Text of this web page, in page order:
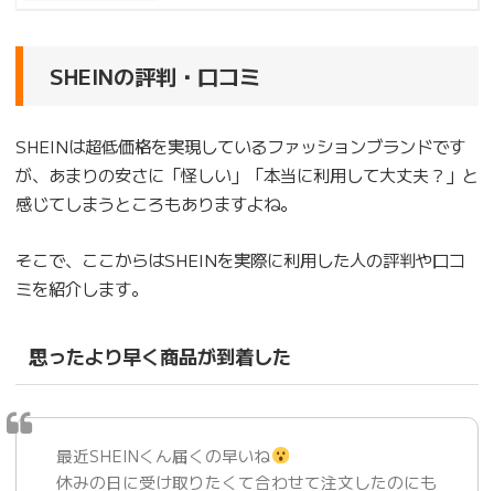
SHEINの評判・口コミ
SHEINは超低価格を実現しているファッションブランドです
が、あまりの安さに「怪しい」「本当に利用して大丈夫？」と
感じてしまうところもありますよね。
そこで、ここからはSHEINを実際に利用した人の評判や口コ
ミを紹介します。
思ったより早く商品が到着した
最近SHEINくん届くの早いね
休みの日に受け取りたくて合わせて注文したのにも